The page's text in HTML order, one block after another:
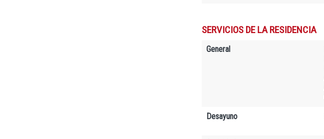
SERVICIOS DE LA RESIDENCIA
General
Desayuno